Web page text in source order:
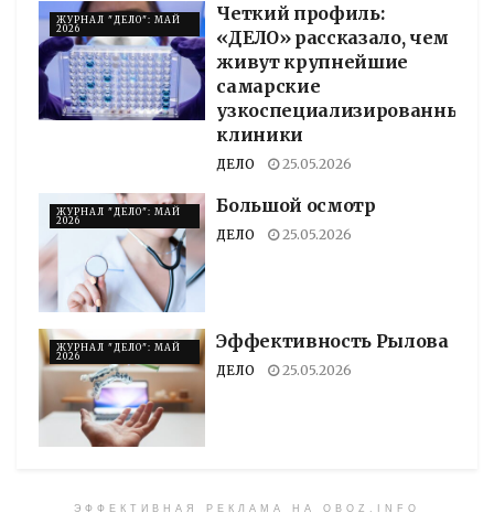
ЖУРНАЛ "ДЕЛО": МАЙ
2026
Четкий профиль:
«ДЕЛО» рассказало, чем
живут крупнейшие
самарские
узкоспециализированные
клиники
ДЕЛО 25.05.2026
ЖУРНАЛ "ДЕЛО": МАЙ
2026
Большой осмотр
ДЕЛО 25.05.2026
ЖУРНАЛ "ДЕЛО": МАЙ
2026
Эффективность Рылова
ДЕЛО 25.05.2026
ЭФФЕКТИВНАЯ РЕКЛАМА НА OBOZ.INFO